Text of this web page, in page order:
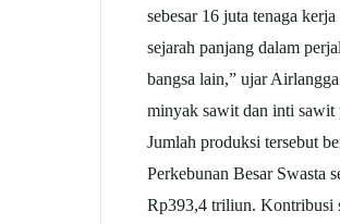
sebesar 16 juta tenaga
sejarah panjang dalam
bangsa lain,” ujar
minyak sawit dan inti sawit
Jumlah produksi tersebut
Perkebunan Besar Swasta
Rp393,4 triliun. Kontribusi